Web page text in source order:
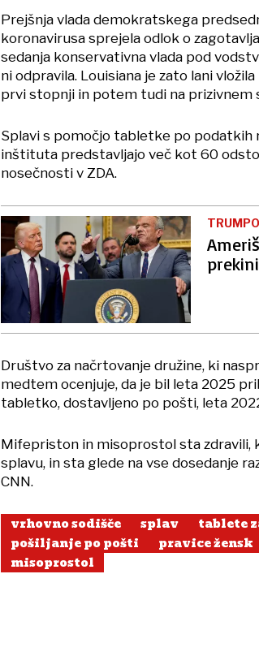
Prejšnja vlada demokratskega
koronavirusa sprejela odlok o
sedanja konservativna vlada pod
ni odpravila. Louisiana je zato lani
prvi stopnji in potem tudi na prizivnem
Splavi s pomočjo tabletke po podatkih
inštituta predstavljajo več kot 60
nosečnosti v ZDA.
Društvo za načrtovanje družine, ki
medtem ocenjuje, da je bil leta 2025
tabletko, dostavljeno po pošti, leta
Mifepriston in misoprostol sta zdravili,
splavu, in sta glede na vse dosedanje
CNN.
vrhovno sodišče splav tablete
pošiljanje po pošti
pravice žensk
misoprostol